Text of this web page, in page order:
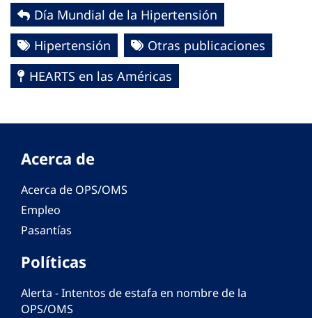
Día Mundial de la Hipertensión
Hipertensión
Otras publicaciones
HEARTS en las Américas
Acerca de
Acerca de OPS/OMS
Empleo
Pasantías
Políticas
Alerta - Intentos de estafa en nombre de la
OPS/OMS